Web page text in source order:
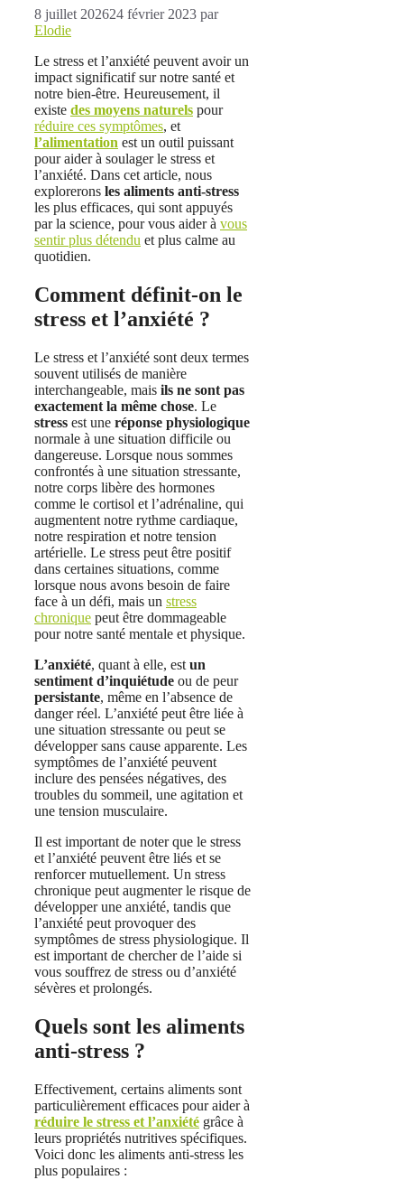
8 juillet 202624 février 2023 par
Elodie
Le stress et l’anxiété peuvent avoir un
impact significatif sur notre santé et
notre bien-être. Heureusement, il
existe des moyens naturels pour
réduire ces symptômes, et
l’alimentation est un outil puissant
pour aider à soulager le stress et
l’anxiété. Dans cet article, nous
explorerons les aliments anti-stress
les plus efficaces, qui sont appuyés
par la science, pour vous aider à vous
sentir plus détendu et plus calme au
quotidien.
Comment définit-on le
stress et l’anxiété ?
Le stress et l’anxiété sont deux termes
souvent utilisés de manière
interchangeable, mais ils ne sont pas
exactement la même chose. Le
stress est une réponse physiologique
normale à une situation difficile ou
dangereuse. Lorsque nous sommes
confrontés à une situation stressante,
notre corps libère des hormones
comme le cortisol et l’adrénaline, qui
augmentent notre rythme cardiaque,
notre respiration et notre tension
artérielle. Le stress peut être positif
dans certaines situations, comme
lorsque nous avons besoin de faire
face à un défi, mais un stress
chronique peut être dommageable
pour notre santé mentale et physique.
L’anxiété, quant à elle, est un
sentiment d’inquiétude ou de peur
persistante, même en l’absence de
danger réel. L’anxiété peut être liée à
une situation stressante ou peut se
développer sans cause apparente. Les
symptômes de l’anxiété peuvent
inclure des pensées négatives, des
troubles du sommeil, une agitation et
une tension musculaire.
Il est important de noter que le stress
et l’anxiété peuvent être liés et se
renforcer mutuellement. Un stress
chronique peut augmenter le risque de
développer une anxiété, tandis que
l’anxiété peut provoquer des
symptômes de stress physiologique. Il
est important de chercher de l’aide si
vous souffrez de stress ou d’anxiété
sévères et prolongés.
Quels sont les aliments
anti-stress ?
Effectivement, certains aliments sont
particulièrement efficaces pour aider à
réduire le stress et l’anxiété grâce à
leurs propriétés nutritives spécifiques.
Voici donc les aliments anti-stress les
plus populaires :